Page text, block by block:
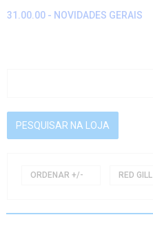
31.00.00 - NOVIDADES GERAIS
ORDENAR +/- RED GILL